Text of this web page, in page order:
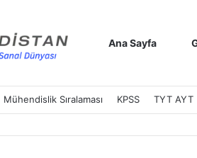
Ana Sayfa
Mühendislik Sıralaması KPSS TYT AYT